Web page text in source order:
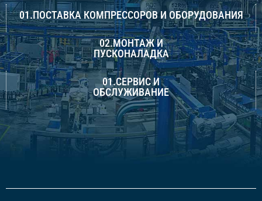
01.ПОСТАВКА КОМПРЕССОРОВ И ОБОРУДОВАНИЯ
02.МОНТАЖ И
ПУСКОНАЛАДКА
01.СЕРВИС И
ОБСЛУЖИВАНИЕ